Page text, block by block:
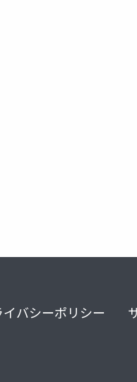
イバシーポリシー